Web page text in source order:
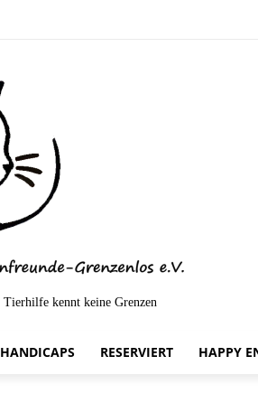
Tierhilfe kennt keine Grenzen
HANDICAPS RESERVIERT HAPPY